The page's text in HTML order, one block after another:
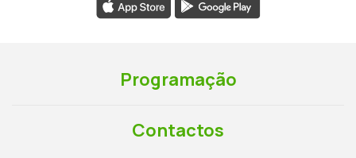
Programação
Contactos